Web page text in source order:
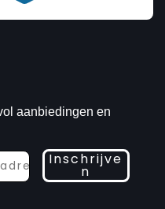
aanbiedingen en
Inschrijve
n